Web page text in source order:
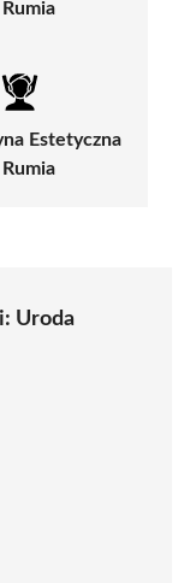
Rumia
Estetyczna
Rumia
Uroda